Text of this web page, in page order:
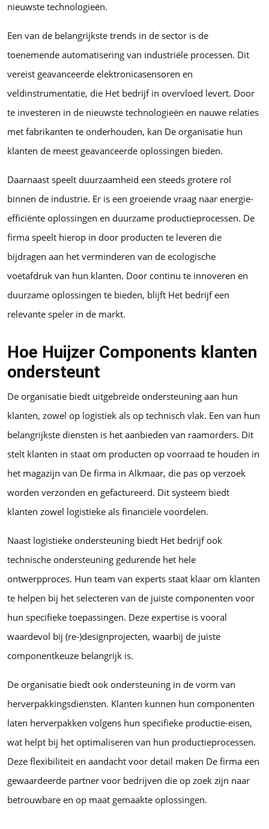
nieuwste technologieën.
Een van de belangrijkste trends in de sector is de
toenemende automatisering van industriële processen. Dit
vereist geavanceerde elektronicasensoren en
veldinstrumentatie, die Het bedrijf in overvloed levert. Door
te investeren in de nieuwste technologieën en nauwe relaties
met fabrikanten te onderhouden, kan De organisatie hun
klanten de meest geavanceerde oplossingen bieden.
Daarnaast speelt duurzaamheid een steeds grotere rol
binnen de industrie. Er is een groeiende vraag naar energie-
efficiënte oplossingen en duurzame productieprocessen. De
firma speelt hierop in door producten te leveren die
bijdragen aan het verminderen van de ecologische
voetafdruk van hun klanten. Door continu te innoveren en
duurzame oplossingen te bieden, blijft Het bedrijf een
relevante speler in de markt.
Hoe Huijzer Components klanten
ondersteunt
De organisatie biedt uitgebreide ondersteuning aan hun
klanten, zowel op logistiek als op technisch vlak. Een van hun
belangrijkste diensten is het aanbieden van raamorders. Dit
stelt klanten in staat om producten op voorraad te houden in
het magazijn van De firma in Alkmaar, die pas op verzoek
worden verzonden en gefactureerd. Dit systeem biedt
klanten zowel logistieke als financiële voordelen.
Naast logistieke ondersteuning biedt Het bedrijf ook
technische ondersteuning gedurende het hele
ontwerpproces. Hun team van experts staat klaar om klanten
te helpen bij het selecteren van de juiste componenten voor
hun specifieke toepassingen. Deze expertise is vooral
waardevol bij (re-)designprojecten, waarbij de juiste
componentkeuze belangrijk is.
De organisatie biedt ook ondersteuning in de vorm van
herverpakkingsdiensten. Klanten kunnen hun componenten
laten herverpakken volgens hun specifieke productie-eisen,
wat helpt bij het optimaliseren van hun productieprocessen.
Deze flexibiliteit en aandacht voor detail maken De firma een
gewaardeerde partner voor bedrijven die op zoek zijn naar
betrouwbare en op maat gemaakte oplossingen.